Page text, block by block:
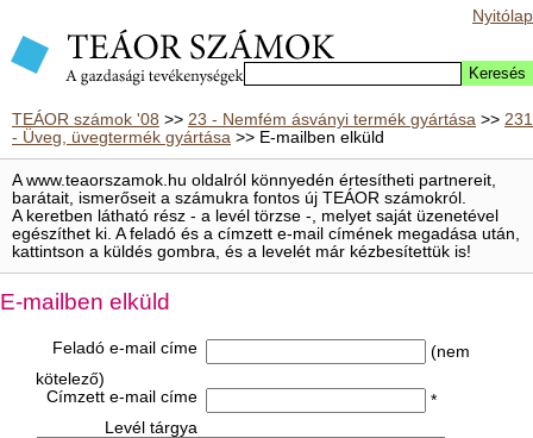
Nyitólap
TEÁOR számok '08 >> 23 - Nemfém ásványi termék gyártása >> 231
- Üveg, üvegtermék gyártása >> E-mailben elküld
A www.teaorszamok.hu oldalról könnyedén értesítheti partnereit,
barátait, ismerőseit a számukra fontos új TEÁOR számokról.
A keretben látható rész - a levél törzse -, melyet saját üzenetével
egészíthet ki. A feladó és a címzett e-mail címének megadása után,
kattintson a küldés gombra, és a levelét már kézbesítettük is!
E-mailben elküld
Feladó e-mail címe
(nem
kötelező)
Címzett e-mail címe
*
Levél tárgya